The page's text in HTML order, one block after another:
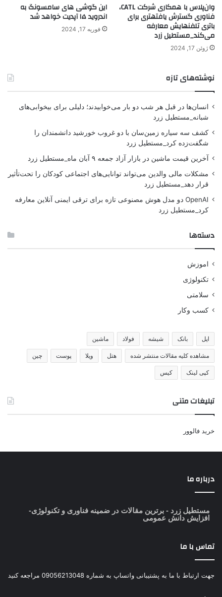
وان‌پلاس با همکاری شرکت CATL،
فناوری گسترش یافتهتری برای
باتری تلفنهایش معارفه
می‌کند_مستطیل زرد
ژوئن 17, 2024
این گوشی های سامسونگ به
اندروید ۱۵ آپدیت خواهد شد
فوریه 17, 2024
نوشته‌های تازه
انسان‌ها در قبل هر شب دو بار می‌خوابیدند؛ دلیلی برای بیخوابی‌های
شبانه_مستطیل زرد
کشف سه سیاره زمین‌سان با دو غروب خورشید دانشمندان را
شگفت‌زده کرد_مستطیل زرد
آخرین قیمت ماشین در بازار آزاد جمعه ۹ آبان ماه_مستطیل زرد
مشکلات مالی والدین می‌تواند توانایی‌های اجتماعی کودکان را تحت‌تأثیر
قرار دهد_مستطیل زرد
OpenAI دو مدل هوش مصنوعی تازه برای ترقی ایمنی آنلاین معارفه
کرد_مستطیل زرد
دسته‌ها
اموزش
تکنولوژی
سلامتی
کسب وکار
اپل بانک شیشه فولاد ماشین
مشاهده کلیه مقالات منتشر شده هتل ویلا پوست چین
کپی لینک کیس
تبلیغات متنی
خرید فالوور
درباره ما
مستطیل زرد - برترین مقالات در ضمینه فناوری و تکنولوژی-
افزایش دانش عمومی
تماس با ما
جهت ارتباط با ما به پشتیبانی واتساپ به شماره 09056213048 مراجعه کنید